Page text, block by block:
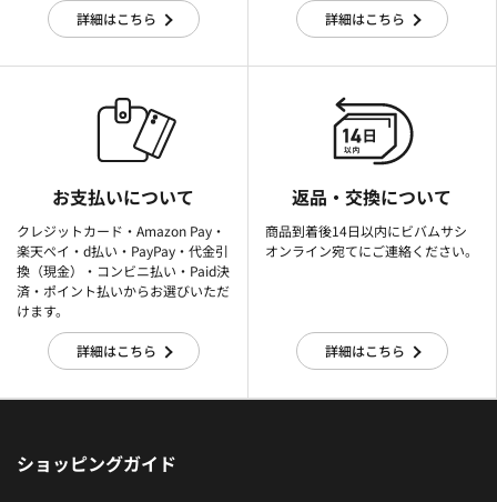
詳細はこちら 詳細はこちら
お支払いについて
クレジットカード・Amazon Pay・
楽天ぺイ・d払い・PayPay・代金引
換（現金）・コンビニ払い・Paid決
済・ポイント払いからお選びいただ
けます。
詳細はこちら
返品・交換について
商品到着後14日以内にビバムサシ
オンライン宛てにご連絡ください。
詳細はこちら
ショッピングガイド